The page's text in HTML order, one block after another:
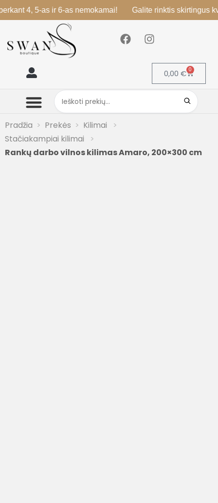
4, 5-as ir 6-as nemokamai! Galite rinktis skirtingus kvapus
0,00 € 0
Pradžia Prekės
Kilimai
Stačiakampiai kilimai
Rankų darbo vilnos kilimas Amaro, 200×300 cm